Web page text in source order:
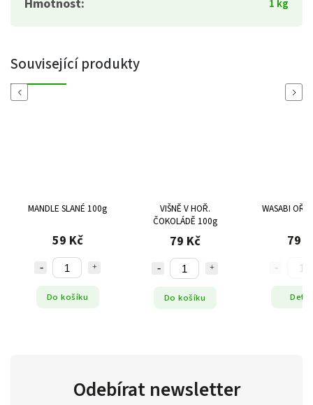
Hmotnost: 1 kg
Související produkty
Previous
MANDLE SLANÉ 100g
59 Kč
Do košíku
VIŠNĚ V HOŘ.
ČOKOLÁDĚ 100g
79 Kč
Do košíku
WASABI
79
Next
Odebírat newsletter